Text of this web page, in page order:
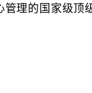
理的国家级